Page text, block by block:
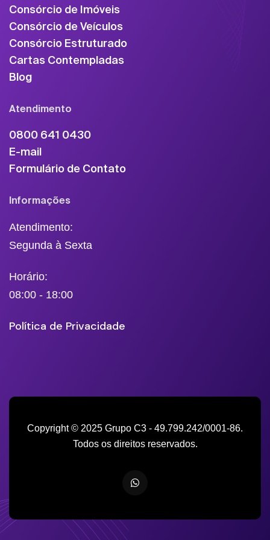
Consórcio de Imóveis
Consórcio de Veículos
Consórcio Estruturado
Cartas Contempladas
Blog
Atendimento
0800 641 0430
E-mail
Formulário de Contato
Informações
Atendimento:
Segunda à Sexta
Horário:
08:00 - 18:00
Política de Privacidade
Copyright © 2025 Grupo C3 - 49.799.242/0001-86.
Todos os direitos reservados.